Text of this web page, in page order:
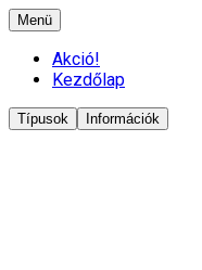
Menü
Akció!
Kezdőlap
Típusok Információk